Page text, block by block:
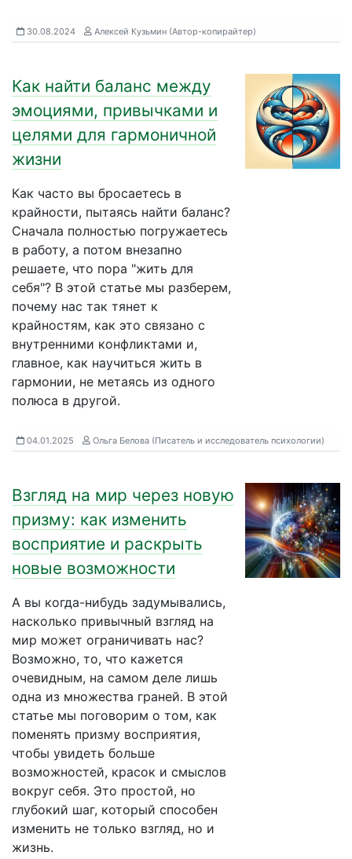
30.08.2024 Алексей Кузьмин (Автор-копирайтер)
Как найти баланс между
эмоциями, привычками и
целями для гармоничной
жизни
Как часто вы бросаетесь в
крайности, пытаясь найти баланс?
Сначала полностью погружаетесь
в работу, а потом внезапно
решаете, что пора "жить для
себя"? В этой статье мы разберем,
почему нас так тянет к
крайностям, как это связано с
внутренними конфликтами и,
главное, как научиться жить в
гармонии, не метаясь из одного
полюса в другой.
04.01.2025 Ольга Белова (Писатель и исследователь психологии)
Взгляд на мир через новую
призму: как изменить
восприятие и раскрыть
новые возможности
А вы когда-нибудь задумывались,
насколько привычный взгляд на
мир может ограничивать нас?
Возможно, то, что кажется
очевидным, на самом деле лишь
одна из множества граней. В этой
статье мы поговорим о том, как
поменять призму восприятия,
чтобы увидеть больше
возможностей, красок и смыслов
вокруг себя. Это простой, но
глубокий шаг, который способен
изменить не только взгляд, но и
жизнь.